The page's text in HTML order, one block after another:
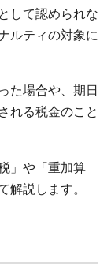
して認められな
ルティの対象に
た場合や、期日
れる税金のこと
」や「重加算
解説します。